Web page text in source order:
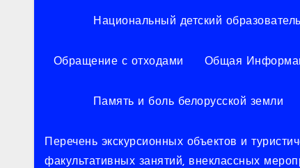
Национальный детский
Обращение с отходами Общая
Память и боль белорусской земли
Перечень экскурсионных объектов и
факультативных занятий, внеклассных